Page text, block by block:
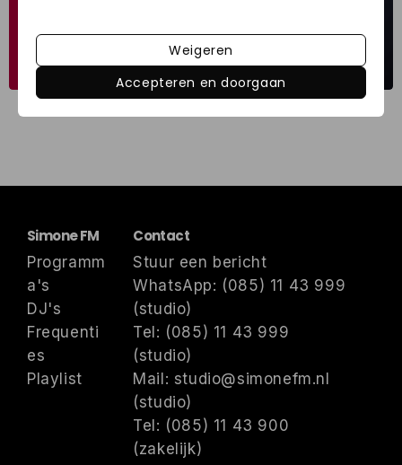
Hermen Schomaker
Simone FM
Programm
a's
DJ's
Frequenti
es
Playlist
Contact
Stuur een bericht
WhatsApp: (085) 11 43 999
(studio)
Tel: (085) 11 43 999
(studio)
Mail: studio@simonefm.nl
(studio)
Tel: (085) 11 43 900
(zakelijk)
Weigeren
Accepteren en doorgaan